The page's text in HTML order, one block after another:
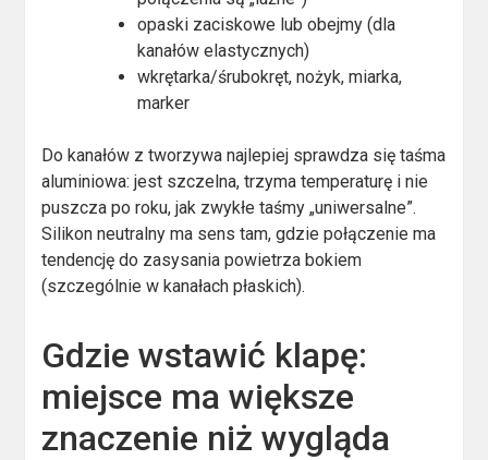
opaski zaciskowe lub obejmy (dla
kanałów elastycznych)
wkrętarka/śrubokręt, nożyk, miarka,
marker
Do kanałów z tworzywa najlepiej sprawdza się taśma
aluminiowa: jest szczelna, trzyma temperaturę i nie
puszcza po roku, jak zwykłe taśmy „uniwersalne”.
Silikon neutralny ma sens tam, gdzie połączenie ma
tendencję do zasysania powietrza bokiem
(szczególnie w kanałach płaskich).
Gdzie wstawić klapę:
miejsce ma większe
znaczenie niż wygląda